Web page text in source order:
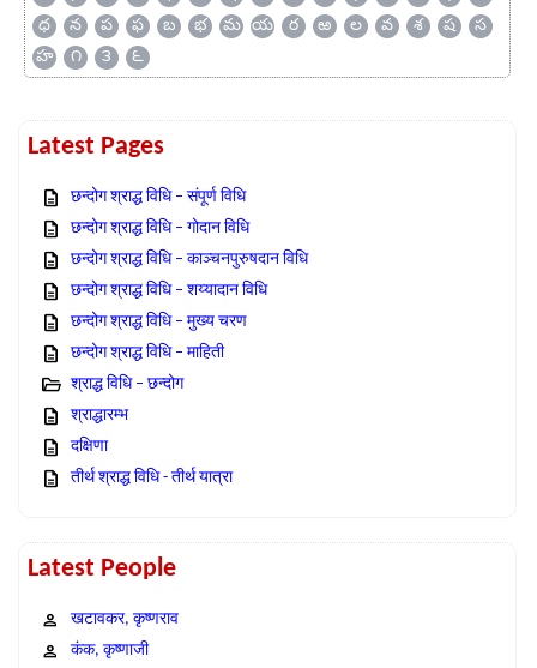
ధ
న ప ఫ బ భ మ య ర ఱ ల వ శ ష
స
హ
౧ ౩ ౬
Latest Pages
छन्दोग श्राद्ध विधि – संपूर्ण विधि
छन्दोग श्राद्ध विधि – गोदान विधि
छन्दोग श्राद्ध विधि – काञ्चनपुरुषदान विधि
छन्दोग श्राद्ध विधि – शय्यादान विधि
छन्दोग श्राद्ध विधि – मुख्य चरण
छन्दोग श्राद्ध विधि – माहिती
श्राद्ध विधि – छन्दोग
श्राद्धारम्भ
दक्षिणा
तीर्थ श्राद्ध विधि - तीर्थ यात्रा
Latest People
खटावकर, कृष्णराव
कंक, कृष्णाजी